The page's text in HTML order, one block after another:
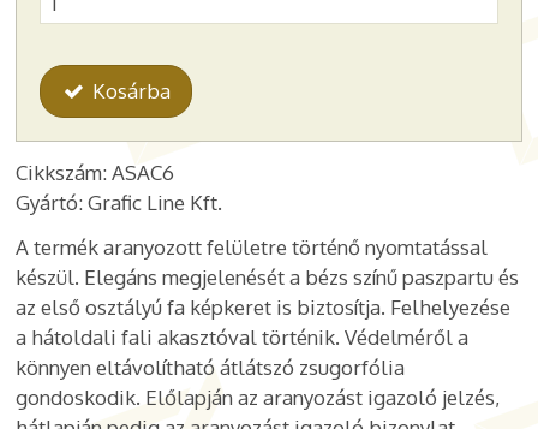
Kosárba
Cikkszám: ASAC6
Gyártó: Grafic Line Kft.
A termék aranyozott felületre történő nyomtatással
készül. Elegáns megjelenését a bézs színű paszpartu és
az első osztályú fa képkeret is biztosítja. Felhelyezése
a hátoldali fali akasztóval történik. Védelméről a
könnyen eltávolítható átlátszó zsugorfólia
gondoskodik. Előlapján az aranyozást igazoló jelzés,